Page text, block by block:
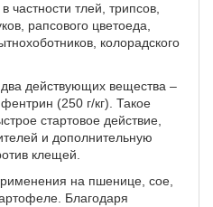
частности тлей, трипсов,
рапсового цветоеда,
колорадского
действующих вещества –
(250 г/кг). Такое
стартовое действие,
и дополнительную
клещей.
на пшенице, сое,
Благодаря